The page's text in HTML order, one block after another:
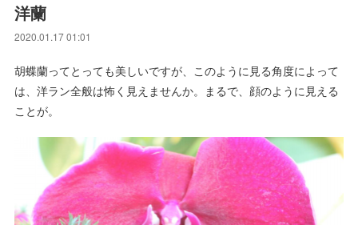
洋蘭
2020.01.17 01:01
胡蝶蘭ってとっても美しいですが、このように見る角度によって
は、洋ラン全般は怖く見えませんか。まるで、顔のように見える
ことが。